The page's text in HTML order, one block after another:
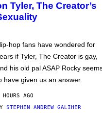
Tyler, The Creator’s
hop fans have wondered for
if Tyler, The Creator is gay,
his old pal ASAP Rocky
have given us an answer.
AGO
STEPHEN ANDREW GALIHER